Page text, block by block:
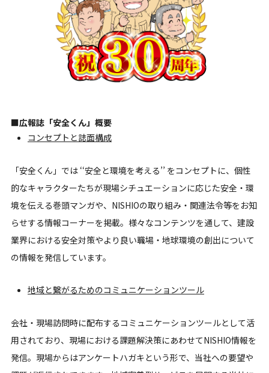
■広報誌「安全くん」概要
コンセプトと誌面構成
「安全くん」では ‘‘安全と環境を考える’’ をコンセプトに、個性
的なキャラクターたちが現場シチュエーションに応じた安全・環
境を伝える巻頭マンガや、NISHIOの取り組み・関連法令等をお知
らせする情報コーナーを掲載。様々なコンテンツを通して、建設
業界における安全対策やより良い職場・地球環境の創出について
の情報を発信しています。
地域と繋がるためのコミュニケーションツール
会社・現場訪問時に配布するコミュニケーションツールとして活
用されており、現場における課題解決策にあわせてNISHIO情報を
発信。現場からはアンケートハガキという形で、当社への要望や